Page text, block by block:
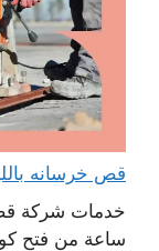
قص خرسانه بالليزر الكويت
ساعة من فتح